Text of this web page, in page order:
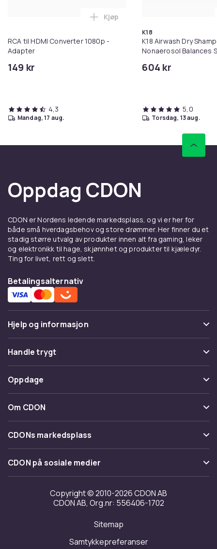
RCA til HDMI Converter 1080p -
Adapter
149 kr
Legg RCA til HDMI Converter
Kjøp
4,3
mandag, 17 aug.
K18
K18 Airwash Dry
Nonaerosol Balances
604 kr
5,0
torsdag, 13 aug.
Oppdag CDON
CDON er Nordens ledende markedsplass, og vi er her for
både små hverdagsbehov og store drømmer. Her finner du et
stadig større utvalg av produkter innen alt fra gaming, leker
og elektronikk til hage, skjønnhet og produkter til kjæledyr.
Ting for livet, rett og slett.
Betalingsalternativ
Hjelp og informasjon
Vanlige spørsmål
Spor pakke
Angre & returner her
Kontakt oss
Handle trygt
Betaling
Levering
Tilbakekallinger
Oppdage
Kategorier
Varemerker
Om CDON
Om oss
Kundeanmeldelser
Jobbe på CDON
Investor relations
Tilgjengelighet
CDONs markedsplass
Merchant Help Center
CDON på sosiale medier
Copyright © 2010-2026 CDON AB
CDON AB, Org.nr: 556406-1702
Sitemap
Samtykkepreferanser